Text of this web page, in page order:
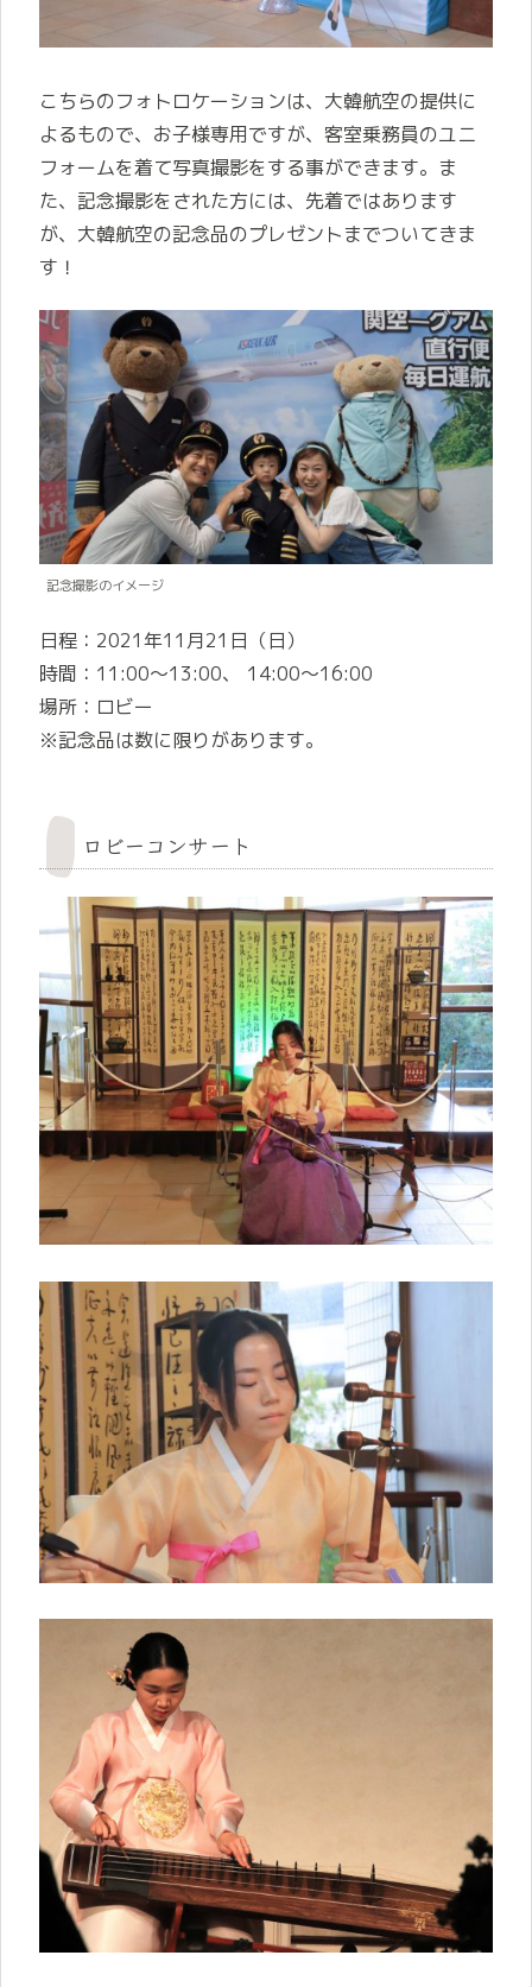
こちらのフォトロケーションは、大韓航空の提供に
よるもので、お子様専用ですが、客室乗務員のユニ
フォームを着て写真撮影をする事ができます。ま
た、記念撮影をされた方には、先着ではあります
が、大韓航空の記念品のプレゼントまでついてきま
す！
記念撮影のイメージ
日程：2021年11月21日（日）
時間：11:00～13:00、 14:00～16:00
場所：ロビー
※記念品は数に限りがあります。
ロビーコンサート